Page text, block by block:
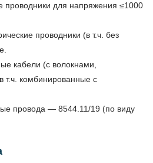
проводники для напряжения ≤1000
проводники (в т.ч. без
кабели (с волокнами,
т.ч. комбинированные с
провода — 8544.11/19 (по виду